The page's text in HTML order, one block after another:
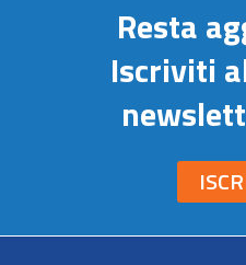
Resta
Iscriviti